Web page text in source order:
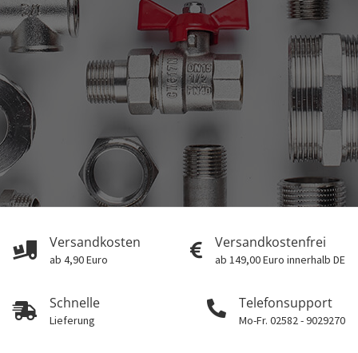
Versandkosten
ab 4,90 Euro
Versandkostenfrei
ab 149,00 Euro innerhalb DE
Schnelle
Lieferung
Telefonsupport
Mo-Fr. 02582 - 9029270